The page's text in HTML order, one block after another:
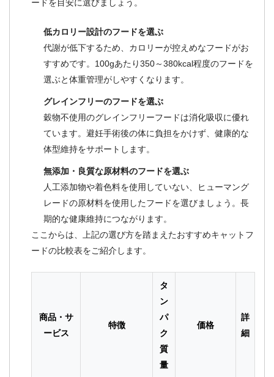
ードを目安に選びましょう。
低カロリー設計のフードを選ぶ
代謝が低下するため、カロリーが控えめなフードがお
すすめです。100gあたり350～380kcal程度のフードを
選ぶと体重管理がしやすくなります。
グレインフリーのフードを選ぶ
穀物不使用のグレインフリーフードは消化吸収に優れ
ています。避妊手術後の体に負担をかけず、健康的な
体型維持をサポートします。
無添加・良質な原材料のフードを選ぶ
人工添加物や着色料を使用していない、ヒューマング
レードの原材料を使用したフードを選びましょう。長
期的な健康維持につながります。
ここからは、上記の選び方を踏まえたおすすめキャットフ
ードの比較表をご紹介します。
商品・サ
ービス
特徴
タ
ン
パ
ク
質
量
価格
詳
細